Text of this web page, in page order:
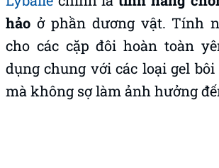
hảoở phần dương vật. Tính
cho các cặp đôi hoàn toàn
dụng chung với các loại gel
mà không sợ làm ảnh hưởng